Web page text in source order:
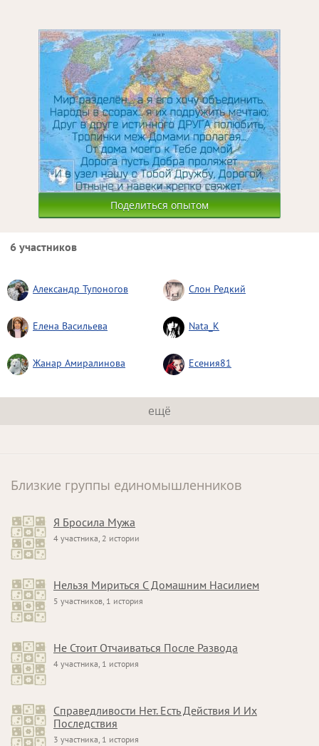
Поделиться опытом
6 участников
Александр Тупоногов Слон Редкий
Елена Васильева Nata_K
Жанар Амиралинова Есения81
ещё
Близкие группы единомышленников
Я Бросила Мужа
4 участника, 2 истории
Нельзя Мириться С Домашним Насилием
5 участников, 1 история
Не Стоит Отчаиваться После Развода
4 участника, 1 история
Справедливости Нет. Есть Действия И Их
Последствия
3 участника, 1 история